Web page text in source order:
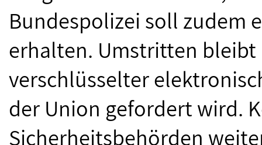
Bundespolizei soll zudem
erhalten. Umstritten
verschlüsselter
der Union gefordert wird.
Sicherheitsbehörden